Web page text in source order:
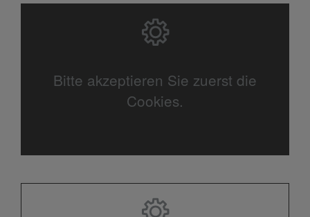
Bitte akzeptieren Sie zuerst die
Cookies.